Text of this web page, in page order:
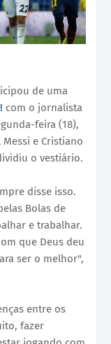
de uma
com o jornalista
feira (18),
e Cristiano
o vestiário.
disse isso.
Bolas de
e trabalhar.
que Deus deu
ser o melhor",
entre os
fazer